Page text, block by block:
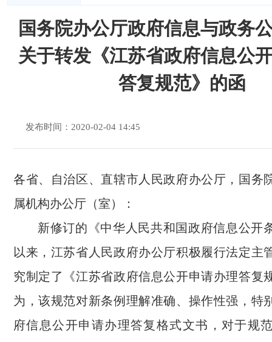
国务院办公厅政府信息与政务
关于转发《江苏省政府信息公
答复规范》的函
发布时间：2020-02-04 14:45
各省、自治区、直辖市人民政府办公厅，国务
属机构办公厅（室）：
新修订的《中华人民共和国政府信息公开
以来，江苏省人民政府办公厅积极履行法定主
究制定了《江苏省政府信息公开申请办理答复
为，该规范对新条例理解准确、操作性强，特
府信息公开申请办理答复格式文书，对于规